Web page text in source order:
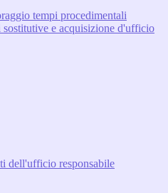
tempi procedimentali
e acquisizione d'ufficio
dell'ufficio responsabile